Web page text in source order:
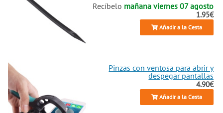
Recíbelo mañana viernes 07 agosto
1.95€
Añadir a la Cesta
Pinzas con ventosa para abrir y
despegar pantallas
4.90€
Añadir a la Cesta